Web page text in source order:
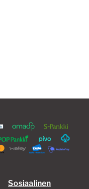
Sosiaalinen